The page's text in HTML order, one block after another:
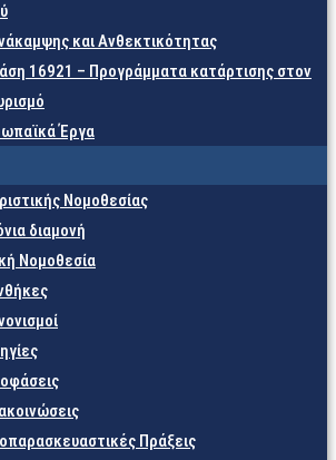
και Ανθεκτικότητας
16921 – Προγράμματα κατάρτισης στον
Έργα
Νομοθεσίας
διαμονή
Νομοθεσία
Πράξεις